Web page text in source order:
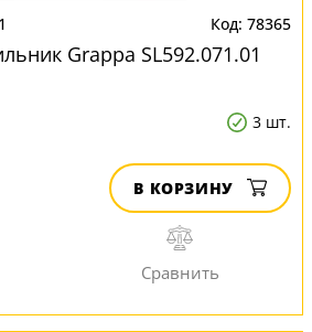
78365
Grappa SL592.071.01
3 шт.
В КОРЗИНУ